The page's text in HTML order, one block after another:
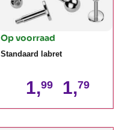
Op voorraad
Standaard labret
1,99 1,79